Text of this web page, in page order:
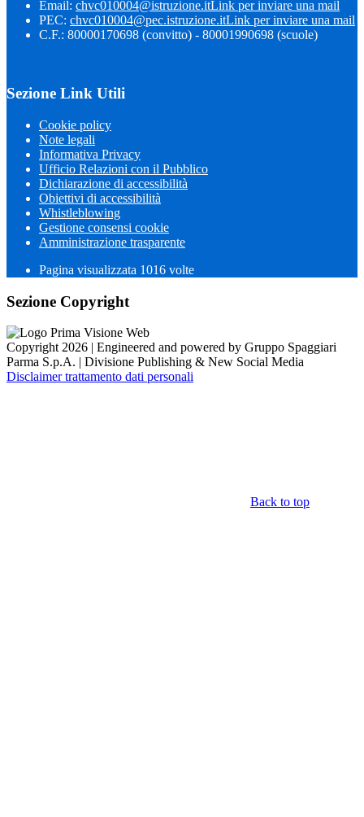
Email: chvc010004@istruzione.itLink per inviare una mail
PEC: chvc010004@pec.istruzione.itLink per inviare una mail
C.F.: 80000170698 (convitto) - 80001990698 (scuole)
Sezione Link Utili
Cookie policy
Note legali
Informativa Privacy
Ufficio Relazioni con il Pubblico
Dichiarazione di accessibilità
Obiettivi di accessibilità
Whistleblowing
Gestione consensi cookie
Amministrazione trasparente
Pagina visualizzata 1016 volte
Sezione Copyright
Copyright 2026 | Engineered and powered by Gruppo Spaggiari
Parma S.p.A. | Divisione Publishing & New Social Media
Disclaimer trattamento dati personali
Back to top